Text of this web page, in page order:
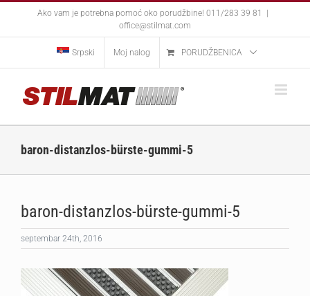
Ako vam je potrebna pomoć oko porudžbine! 011/283 39 81
office@stilmat.com
Srpski Moj nalog PORUDŽBENICA
baron-distanzlos-bürste-gummi-5
baron-distanzlos-bürste-gummi-5
septembar 24th, 2016